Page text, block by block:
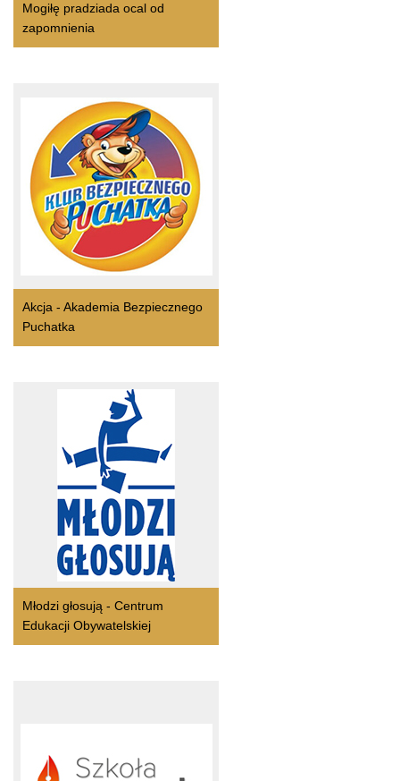
Mogiłę pradziada ocal od
zapomnienia
Akcja - Akademia Bezpiecznego
Puchatka
Młodzi głosują - Centrum
Edukacji Obywatelskiej